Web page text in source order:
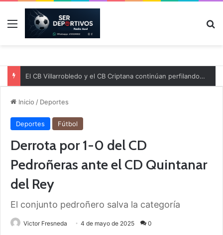
Menú
El CB Villarrobledo y el CB Criptana continúan perfilando sus plantillas
Inicio / Deportes
Deportes Fútbol
Derrota por 1-0 del CD
Pedroñeras ante el CD Quintanar
del Rey
El conjunto pedroñero salva la categoría
Victor Fresneda 4 de mayo de 2025 0